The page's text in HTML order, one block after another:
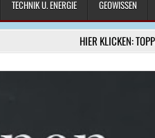
TECHNIK U. ENERGIE GEOWISSEN
HIER KLICKEN: